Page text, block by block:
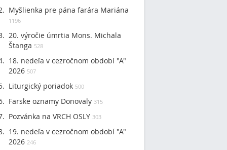
Myšlienka pre pána farára Mariána
1196
20. výročie úmrtia Mons. Michala
Štanga 528
18. nedeľa v cezročnom období "A"
2026 507
Liturgický poriadok 500
Farske oznamy Donovaly 315
Pozvánka na VRCH OSLY 303
19. nedeľa v cezročnom období "A"
2026 246